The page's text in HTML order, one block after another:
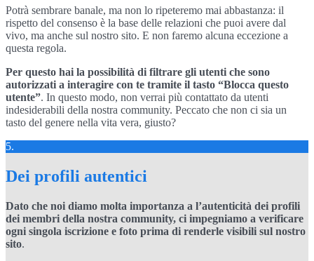
Potrà sembrare banale, ma non lo ripeteremo mai abbastanza: il
rispetto del consenso è la base delle relazioni che puoi avere dal
vivo, ma anche sul nostro sito. E non faremo alcuna eccezione a
questa regola.
Per questo hai la possibilità di filtrare gli utenti che sono
autorizzati a interagire con te tramite il tasto “Blocca questo
utente”. In questo modo, non verrai più contattato da utenti
indesiderabili della nostra community. Peccato che non ci sia un
tasto del genere nella vita vera, giusto?
5.
Dei profili autentici
Dato che noi diamo molta importanza a l’autenticità dei profili
dei membri della nostra community, ci impegniamo a verificare
ogni singola iscrizione e foto prima di renderle visibili sul nostro
sito.